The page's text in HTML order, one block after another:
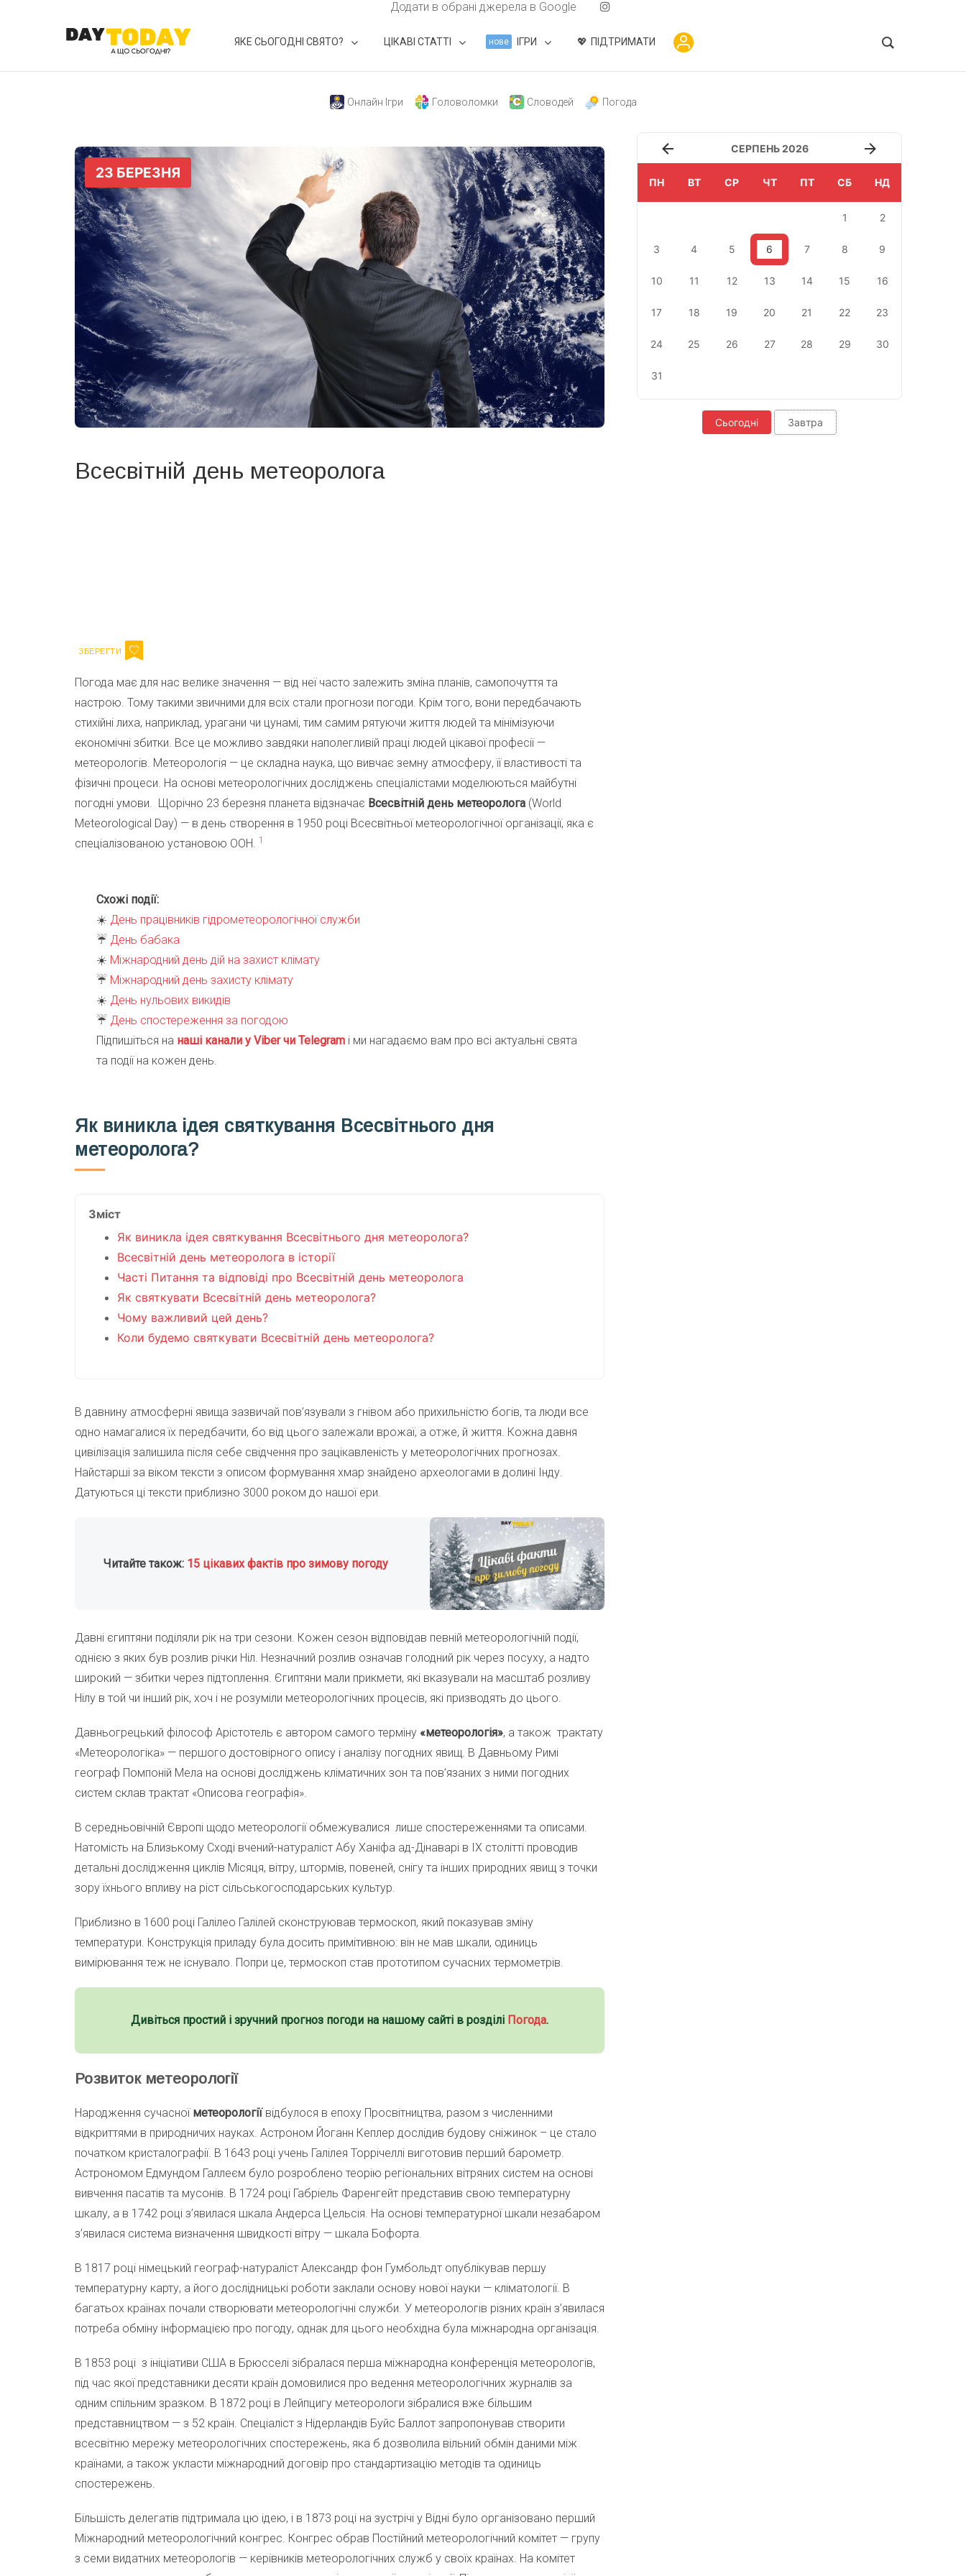
Додати в обрані джерела в Google
ЯКЕ СЬОГОДНІ СВЯТО? ЦІКАВІ СТАТТІ нове ІГРИ ПІДТРИМАТИ
Онлайн Ігри Головоломки Словодей Погода
Всесвітній день метеоролога
Погода має для нас велике значення — від неї часто залежить зміна планів, самопочуття та
настрою. Тому такими звичними для всіх стали прогнози погоди. Крім того, вони передбачають
стихійні лиха, наприклад, урагани чи цунамі, тим самим рятуючи життя людей та мінімізуючи
економічні збитки. Все це можливо завдяки наполегливій праці людей цікавої професії —
метеорологів. Метеорологія — це складна наука, що вивчає земну атмосферу, її властивості та
фізичні процеси. На основі метеорологічних досліджень спеціалістами моделюються майбутні
погодні умови. Щорічно 23 березня планета відзначає Всесвітній день метеоролога (World
Meteorological Day) — в день створення в 1950 році Всесвітньої метеорологічної організації, яка є
спеціалізованою установою ООН. 1
Схожі події:
☀️ День працівників гідрометеорологічної служби
☔️ День бабака
☀️ Міжнародний день дій на захист клімату
☔️ Міжнародний день захисту клімату
☀️ День нульових викидів
☔️ День спостереження за погодою
Підпишіться на наші канали у Viber чи Telegram і ми нагадаємо вам про всі актуальні свята
та події на кожен день.
Як виникла ідея святкування Всесвітнього дня
метеоролога?
Зміст
Як виникла ідея святкування Всесвітнього дня метеоролога?
Всесвітній день метеоролога в історії
Часті Питання та відповіді про Всесвітній день метеоролога
Як святкувати Всесвітній день метеоролога?
Чому важливий цей день?
Коли будемо святкувати Всесвітній день метеоролога?
В давнину атмосферні явища зазвичай пов’язували з гнівом або прихильністю богів, та люди все
одно намагалися їх передбачити, бо від цього залежали врожаї, а отже, й життя. Кожна давня
цивілізація залишила після себе свідчення про зацікавленість у метеорологічних прогнозах.
Найстарші за віком тексти з описом формування хмар знайдено археологами в долині Інду.
Датуються ці тексти приблизно 3000 роком до нашої ери.
Читайте також: 15 цікавих фактів про зимову погоду
Давні єгиптяни поділяли рік на три сезони. Кожен сезон відповідав певній метеорологічній події,
однією з яких був розлив річки Ніл. Незначний розлив означав голодний рік через посуху, а надто
широкий — збитки через підтоплення. Єгиптяни мали прикмети, які вказували на масштаб розливу
Нілу в той чи інший рік, хоч і не розуміли метеорологічних процесів, які призводять до цього.
Давньогрецький філософ Арістотель є автором самого терміну «метеорологія», а також трактату
«Метеорологіка» — першого достовірного опису і аналізу погодних явищ. В Давньому Римі
географ Помпоній Мела на основі досліджень кліматичних зон та пов’язаних з ними погодних
систем склав трактат «Описова географія».
В середньовічній Європі щодо метеорології обмежувалися лише спостереженнями та описами.
Натомість на Близькому Сході вчений-натураліст Абу Ханіфа ад-Дінаварі в IX столітті проводив
детальні дослідження циклів Місяця, вітру, штормів, повеней, снігу та інших природних явищ з точки
зору їхнього впливу на ріст сільськогосподарських культур.
Приблизно в 1600 році Галілео Галілей сконструював термоскоп, який показував зміну
температури. Конструкція приладу була досить примітивною: він не мав шкали, одиниць
вимірювання теж не існувало. Попри це, термоскоп став прототипом сучасних термометрів.
Дивіться простий і зручний прогноз погоди на нашому сайті в розділі Погода.
Розвиток метеорології
Народження сучасноїметеорології відбулося в епоху Просвітництва, разом з численними
відкриттями в природничих науках. Астроном Йоганн Кеплер дослідив будову сніжинок – це стало
початком кристалографії. В 1643 році учень Галілея Торрічеллі виготовив перший барометр.
Астрономом Едмундом Галлеєм було розроблено теорію регіональних вітряних систем на основі
вивчення пасатів та мусонів. В 1724 році Габріель Фаренгейт представив свою температурну
шкалу, а в 1742 році з’явилася шкала Андерса Цельсія. На основі температурної шкали незабаром
з’явилася система визначення швидкості вітру — шкала Бофорта.
В 1817 році німецький географ-натураліст Александр фон Гумбольдт опублікував першу
температурну карту, а його дослідницькі роботи заклали основу нової науки — кліматології. В
багатьох країнах почали створювати метеорологічні служби. У метеорологів різних країн з’явилася
потреба обміну інформацією про погоду, однак для цього необхідна була міжнародна організація.
В 1853 році з ініціативи США в Брюсселі зібралася перша міжнародна конференція метеорологів,
під час якої представники десяти країн домовилися про ведення метеорологічних журналів за
одним спільним зразком. В 1872 році в Лейпцигу метеорологи зібралися вже більшим
представництвом — з 52 країн. Спеціаліст з Нідерландів Буйс Баллот запропонував створити
всесвітню мережу метеорологічних спостережень, яка б дозволила вільний обмін даними між
країнами, а також укласти міжнародний договір про стандартизацію методів та одиниць
спостережень.
Більшість делегатів підтримала цю ідею, і в 1873 році на зустрічі у Відні було організовано перший
Міжнародний метеорологічний конгрес. Конгрес обрав Постійний метеорологічний комітет — групу
з семи видатних метеорологів — керівників метеорологічних служб у своїх країнах. На комітет
СЕРПЕНЬ 2026
ПН ВТ СР ЧТ ПТ СБ НД
1 2
3 4 5 6 7 8 9
10 11 12 13 14 15 16
17 18 19 20 21 22 23
24 25 26 27 28 29 30
31
Сьогодні Завтра